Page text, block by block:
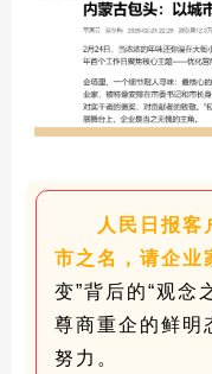
人民日报客
市之名，请企业
变”背后的“观念
尊商重企的鲜明
努力。